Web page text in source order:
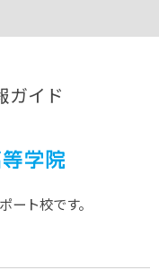
ガイド
ート校です。